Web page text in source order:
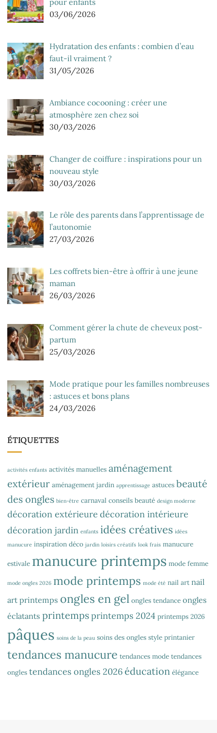
pour enfants
03/06/2026
Hydratation des enfants : combien d’eau
faut-il vraiment ?
31/05/2026
Ambiance cocooning : créer une
atmosphère zen chez soi
30/03/2026
Changer de coiffure : inspirations pour un
nouveau style
30/03/2026
Le rôle des parents dans l’apprentissage de
l’autonomie
27/03/2026
Les coffrets bien-être à offrir à une jeune
maman
26/03/2026
Comment gérer la chute de cheveux post-
partum
25/03/2026
Mode pratique pour les familles nombreuses
: astuces et bons plans
24/03/2026
ÉTIQUETTES
activités enfants activités manuelles aménagement
extérieur aménagement jardin apprentissage astuces beauté
des ongles bien-être carnaval conseils beauté design moderne
décoration extérieure décoration intérieure
décoration jardin enfants idées créatives idées
manucure inspiration déco jardin loisirs créatifs look frais manucure
estivale manucure printemps mode femme
mode ongles 2026 mode printemps mode été nail art nail
art printemps ongles en gel ongles tendance ongles
éclatants printempsprintemps 2024 printemps 2026
pâques soins de la peau soins des ongles style printanier
tendances manucure tendances mode tendances
ongles tendances ongles 2026 éducation élégance